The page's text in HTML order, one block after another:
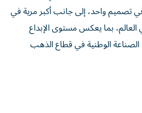
تصميم واحد، إلى جانب أكبر مرية في
العالم، بما يعكس مستوى الإبداع
الصناعة الوطنية في قطاع الذهب